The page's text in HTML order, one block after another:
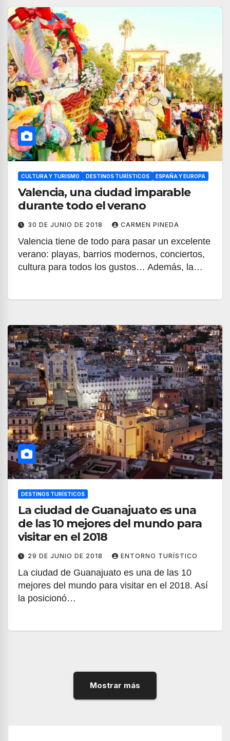
CULTURA Y TURISMO DESTINOS TURÍSTICOS ESPAÑA Y EUROPA
Valencia, una ciudad imparable
durante todo el verano
30 DE JUNIO DE 2018 CARMEN PINEDA
Valencia tiene de todo para pasar un excelente
verano: playas, barrios modernos, conciertos,
cultura para todos los gustos… Además, la…
DESTINOS TURÍSTICOS
La ciudad de Guanajuato es una
de las 10 mejores del mundo para
visitar en el 2018
29 DE JUNIO DE 2018 ENTORNO TURÍSTICO
La ciudad de Guanajuato es una de las 10
mejores del mundo para visitar en el 2018. Así
la posicionó…
Mostrar más